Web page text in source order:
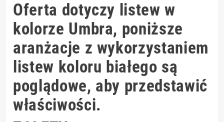
Oferta dotyczy listew w
kolorze Umbra, poniższe
aranżacje z wykorzystaniem
listew koloru białego są
poglądowe, aby przedstawić
właściwości.